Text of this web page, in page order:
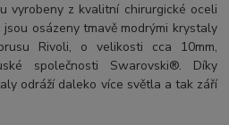
vyrobeny z kvalitní chirurgické oceli
osázeny tmavě modrými krystaly
Rivoli, o velikosti cca 10mm,
společnosti Swarovski®. Díky
odráží daleko více světla a tak září